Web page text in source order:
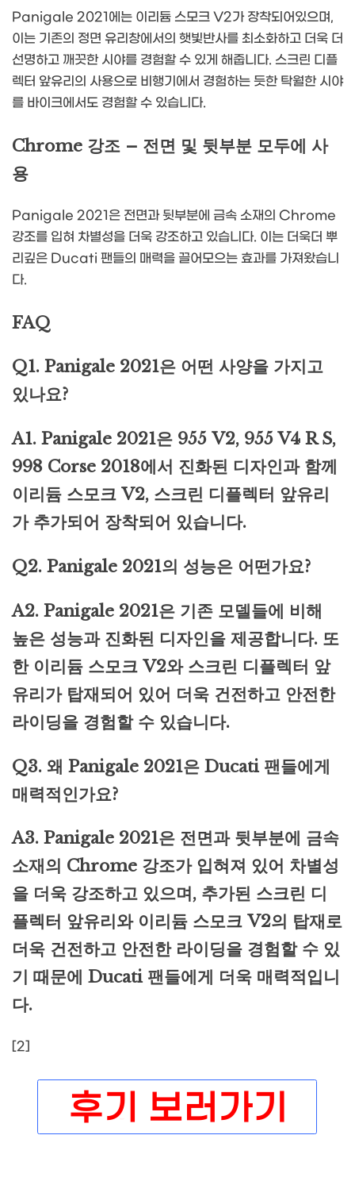
Panigale 2021에는 이리듐 스모크 V2가 장착되어있으며,
이는 기존의 정면 유리창에서의 햇빛반사를 최소화하고 더욱 더
선명하고 깨끗한 시야를 경험할 수 있게 해줍니다. 스크린 디플
렉터 앞유리의 사용으로 비행기에서 경험하는 듯한 탁월한 시야
를 바이크에서도 경험할 수 있습니다.
Chrome 강조 – 전면 및 뒷부분 모두에 사
용
Panigale 2021은 전면과 뒷부분에 금속 소재의 Chrome
강조를 입혀 차별성을 더욱 강조하고 있습니다. 이는 더욱더 뿌
리깊은 Ducati 팬들의 매력을 끌어모으는 효과를 가져왔습니
다.
FAQ
Q1. Panigale 2021은 어떤 사양을 가지고
있나요?
A1. Panigale 2021은 955 V2, 955 V4 R S,
998 Corse 2018에서 진화된 디자인과 함께
이리듐 스모크 V2, 스크린 디플렉터 앞유리
가 추가되어 장착되어 있습니다.
Q2. Panigale 2021의 성능은 어떤가요?
A2. Panigale 2021은 기존 모델들에 비해
높은 성능과 진화된 디자인을 제공합니다. 또
한 이리듐 스모크 V2와 스크린 디플렉터 앞
유리가 탑재되어 있어 더욱 건전하고 안전한
라이딩을 경험할 수 있습니다.
Q3. 왜 Panigale 2021은 Ducati 팬들에게
매력적인가요?
A3. Panigale 2021은 전면과 뒷부분에 금속
소재의 Chrome 강조가 입혀져 있어 차별성
을 더욱 강조하고 있으며, 추가된 스크린 디
플렉터 앞유리와 이리듐 스모크 V2의 탑재로
더욱 건전하고 안전한 라이딩을 경험할 수 있
기 때문에 Ducati 팬들에게 더욱 매력적입니
다.
[2]